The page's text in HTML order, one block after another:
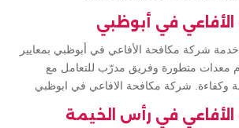
في أبوظبي
خدمة شركة مكافحة الأفاعي في أبوظبي بمعايير
معدات متطورة وفريق مدرّب للتعامل مع
وكفاءة. شركة مكافحة الافاعي في ابوظبي
في رأس الخيمة